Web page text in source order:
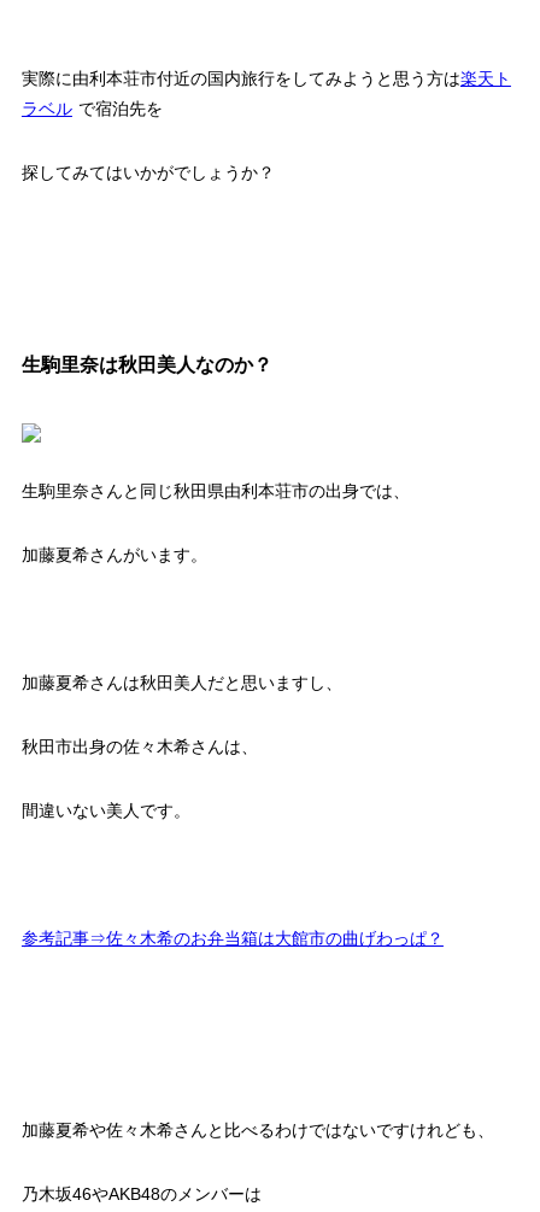
実際に由利本荘市付近の国内旅行をしてみようと思う方は楽天ト
ラベル で宿泊先を
探してみてはいかがでしょうか？
生駒里奈は秋田美人なのか？
生駒里奈さんと同じ秋田県由利本荘市の出身では、
加藤夏希さんがいます。
加藤夏希さんは秋田美人だと思いますし、
秋田市出身の佐々木希さんは、
間違いない美人です。
参考記事⇒佐々木希のお弁当箱は大館市の曲げわっぱ？
加藤夏希や佐々木希さんと比べるわけではないですけれども、
乃木坂46やAKB48のメンバーは